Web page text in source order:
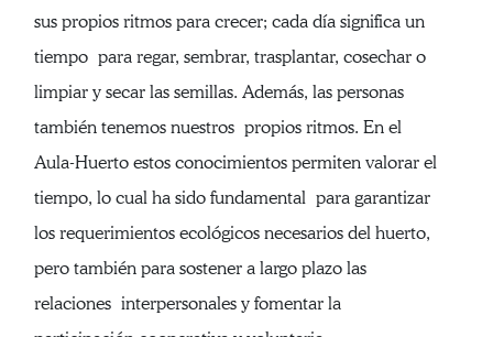
sus propios ritmos para crecer; cada día significa un
tiempo para regar, sembrar, trasplantar, cosechar o
limpiar y secar las semillas. Además, las personas
también tenemos nuestros propios ritmos. En el
Aula-Huerto estos conocimientos permiten valorar el
tiempo, lo cual ha sido fundamental para garantizar
los requerimientos ecológicos necesarios del huerto,
pero también para sostener a largo plazo las
relaciones interpersonales y fomentar la